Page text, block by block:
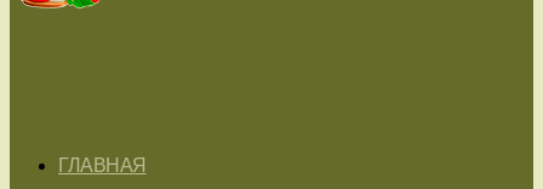
ГЛАВНАЯ